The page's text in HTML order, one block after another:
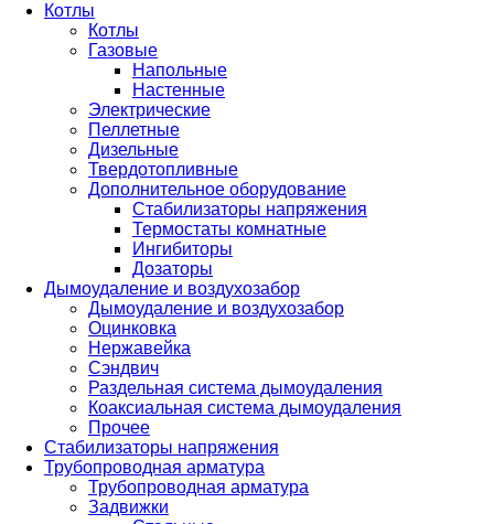
Котлы
Котлы
Газовые
Напольные
Настенные
Электрические
Пеллетные
Дизельные
Твердотопливные
Дополнительное оборудование
Стабилизаторы напряжения
Термостаты комнатные
Ингибиторы
Дозаторы
Дымоудаление и воздухозабор
Дымоудаление и воздухозабор
Оцинковка
Нержавейка
Сэндвич
Раздельная система дымоудаления
Коаксиальная система дымоудаления
Прочее
Стабилизаторы напряжения
Трубопроводная арматура
Трубопроводная арматура
Задвижки